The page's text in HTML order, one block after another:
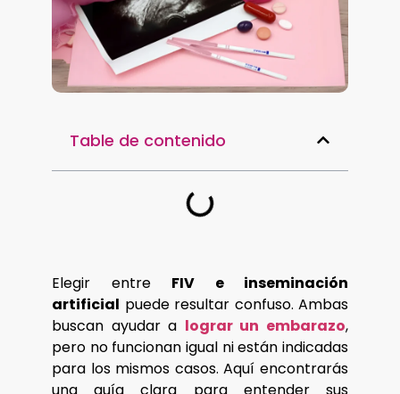
Table de contenido
Elegir entre FIV e inseminación
artificial puede resultar confuso. Ambas
buscan ayudar a lograr un embarazo,
pero no funcionan igual ni están indicadas
para los mismos casos. Aquí encontrarás
una guía clara para entender sus